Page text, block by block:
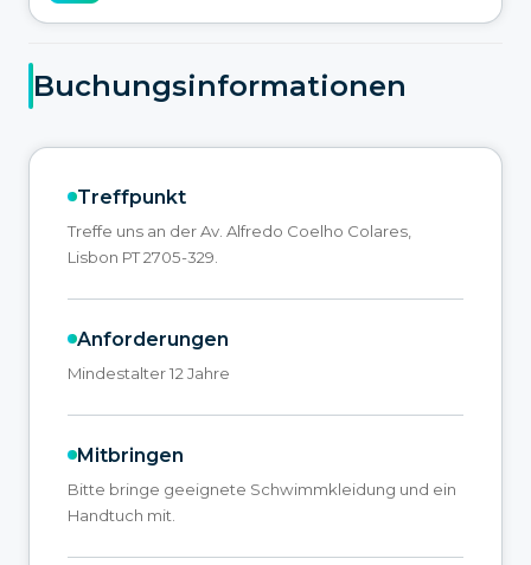
Buchungsinformationen
Treffpunkt
Treffe uns an der Av. Alfredo Coelho Colares,
Lisbon PT 2705-329.
Anforderungen
Mindestalter 12 Jahre
Mitbringen
Bitte bringe geeignete Schwimmkleidung und ein
Handtuch mit.